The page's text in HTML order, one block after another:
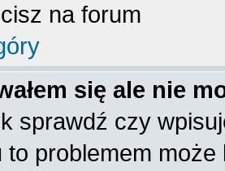
na forum
się ale nie
sprawdź czy
to problemem